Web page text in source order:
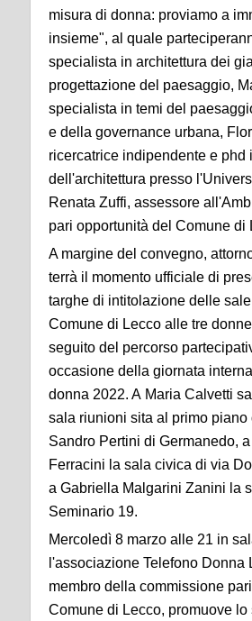
misura di donna: proviamo a
insieme", al quale
specialista in architettura dei
progettazione del paesaggio,
specialista in temi del
e della governance urbana,
ricercatrice indipendente e phd
dell'architettura presso
Renata Zuffi, assessore
pari opportunità del Comune di
A margine del convegno,
terrà il momento ufficiale di
targhe di intitolazione delle
Comune di Lecco alle tre
seguito del percorso
occasione della giornata
donna 2022. A Maria Calvetti
sala riunioni sita al primo piano
Sandro Pertini di Germanedo,
Ferracini la sala civica di via
a Gabriella Malgarini Zanini la
Seminario 19.
Mercoledì 8 marzo alle 21 in
l'associazione Telefono Donna
membro della commissione
Comune di Lecco, promuove lo